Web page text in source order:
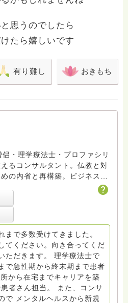
思うのでしたら
たら嬉しいです
有り難し おきもち
・理学療法士・プロファシリ
るコンサルタント。仏教と対
の内省と再構築。ビジネスと
本音と出会い、本来の個性で生
木
事情がございまして私が回答
ちらもあわせてご参照くださ
まで多数受けてきました。
てください。向き合ってくだ
ただきます。 理学療法士で
で急性期から終末期まで患者
から在宅までキャリアを築
者さん担当。 また、コンサ
で メンタルヘルスから新規